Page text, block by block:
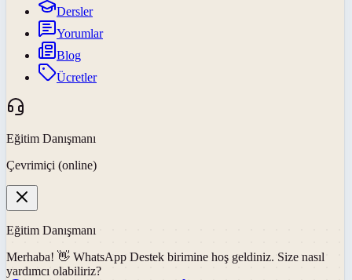
Dersler
Yorumlar
Blog
Ücretler
Eğitim Danışmanı
Çevrimiçi (online)
Eğitim Danışmanı
Merhaba! 👋 WhatsApp Destek birimine hoş geldiniz. Size nasıl
yardımcı olabiliriz?